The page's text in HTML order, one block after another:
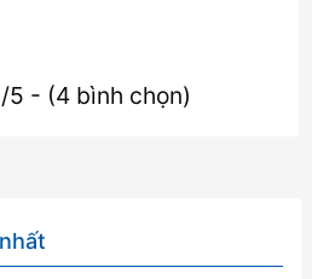
5 - (4 bình chọn)